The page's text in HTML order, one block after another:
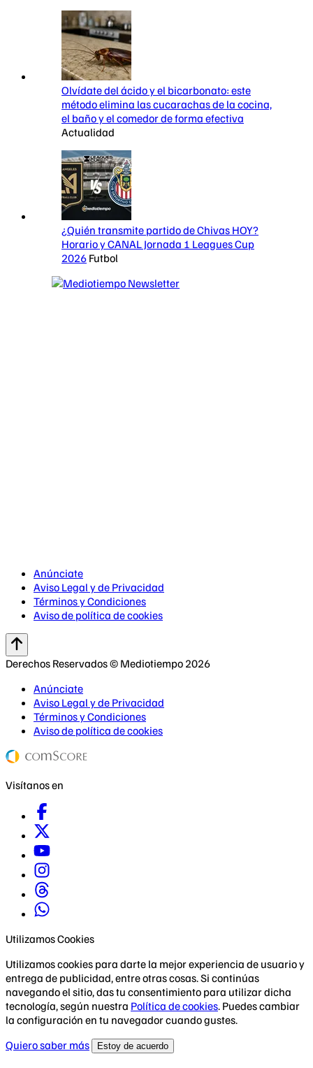
Olvídate del ácido y el bicarbonato: este
método elimina las cucarachas de la cocina,
el baño y el comedor de forma efectiva
Actualidad
¿Quién transmite partido de Chivas HOY?
Horario y CANAL Jornada 1 Leagues Cup
2026 Futbol
Anúnciate
Aviso Legal y de Privacidad
Términos y Condiciones
Aviso de política de cookies
Derechos Reservados © Mediotiempo 2026
Anúnciate
Aviso Legal y de Privacidad
Términos y Condiciones
Aviso de política de cookies
Visítanos en
Utilizamos Cookies
Utilizamos cookies para darte la mejor experiencia de usuario y
entrega de publicidad, entre otras cosas. Si continúas
navegando el sitio, das tu consentimiento para utilizar dicha
tecnología, según nuestra Política de cookies. Puedes cambiar
la configuración en tu navegador cuando gustes.
Quiero saber más
Estoy de acuerdo